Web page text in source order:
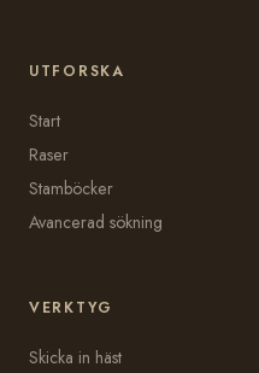
UTFORSKA
Start
Raser
Stamböcker
Avancerad sökning
VERKTYG
Skicka in häst